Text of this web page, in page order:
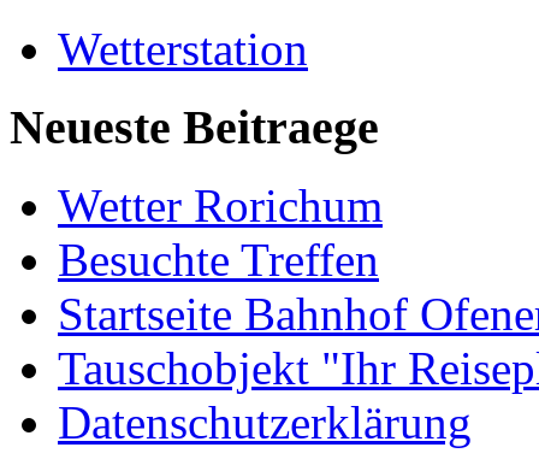
Wetterstation
Neueste Beitraege
Wetter Rorichum
Besuchte Treffen
Startseite Bahnhof
Tauschobjekt "Ihr
Datenschutzerklärung